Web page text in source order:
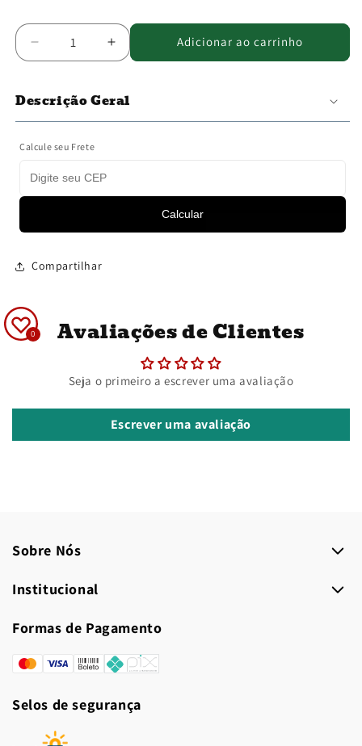
Diminuir
a
de
Honjozo
Karakuchi
720ml
Aumentar
a
de
720ml
Adicionar ao carrinho
Descrição Geral
Calcule seu Frete
Calcular
Compartilhar
Avaliações de Clientes
Seja o primeiro a escrever uma avaliação
Escrever uma avaliação
Sobre Nós
Institucional
Formas de Pagamento
Formas
pagamento
Selos de segurança
0